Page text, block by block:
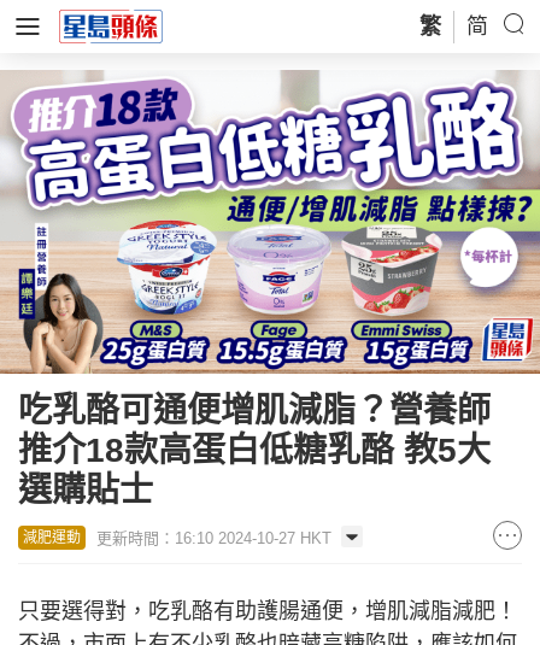
繁 简
吃乳酪可通便增肌減脂？營養師
推介18款高蛋白低糖乳酪 教5大
選購貼士
減肥運動 更新時間：16:10 2024-10-27 HKT
只要選得對，吃乳酪有助護腸通便，增肌減脂減肥！